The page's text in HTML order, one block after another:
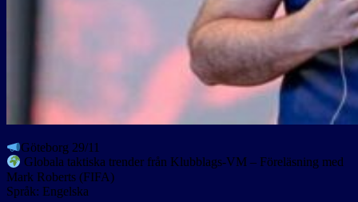
Göteborg 29/11
Globala taktiska trender från Klubblags-VM – Föreläsning med
Mark Roberts (FIFA)
Språk: Engelska